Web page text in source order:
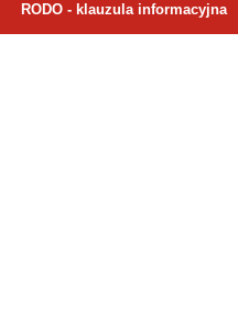
RODO - klauzula informacyjna